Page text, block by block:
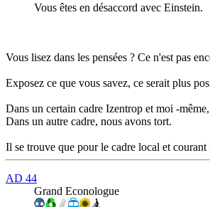
Vous êtes en désaccord avec Einstein.
Vous lisez dans les pensées ? Ce n'est pas
Exposez ce que vous savez, ce serait plus
Dans un certain cadre Izentrop et moi -
Dans un autre cadre, nous avons tort.
Il se trouve que pour le cadre local et
AD 44
Grand Econologue